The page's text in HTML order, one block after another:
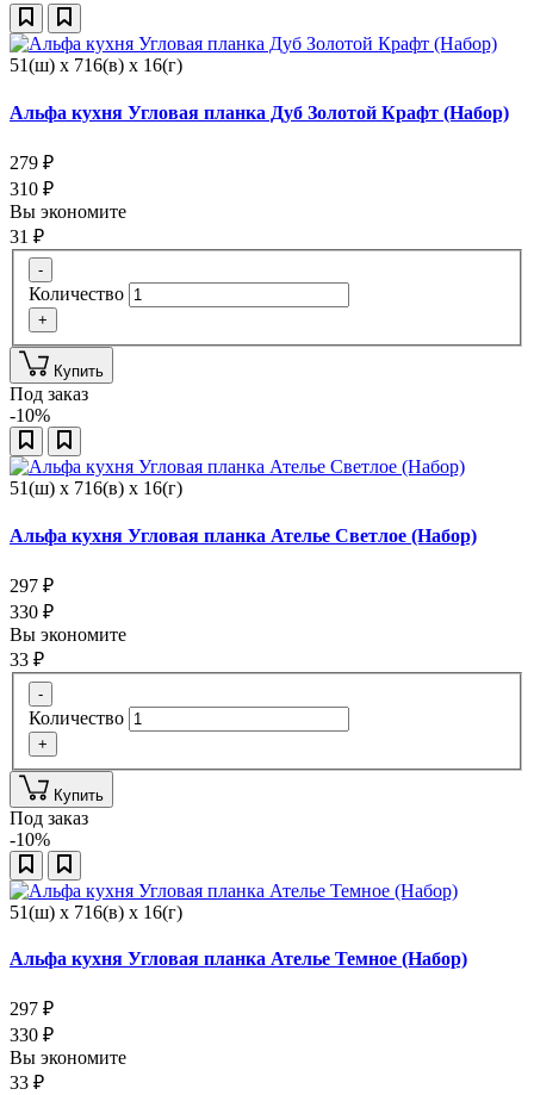
51(ш) x 716(в) x 16(г)
Альфа кухня Угловая планка Дуб Золотой Крафт (Набор)
279 ₽
310 ₽
Вы экономите
31 ₽
-
Количество
+
Купить
Под заказ
-10%
51(ш) x 716(в) x 16(г)
Альфа кухня Угловая планка Ателье Светлое (Набор)
297 ₽
330 ₽
Вы экономите
33 ₽
-
Количество
+
Купить
Под заказ
-10%
51(ш) x 716(в) x 16(г)
Альфа кухня Угловая планка Ателье Темное (Набор)
297 ₽
330 ₽
Вы экономите
33 ₽